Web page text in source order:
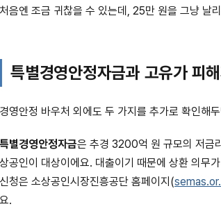
처음엔 조금 귀찮을 수 있는데, 25만 원을 그냥 날
특별경영안정자금과 고유가 피
경영안정 바우처 외에도 두 가지를 추가로 확인해
특별경영안정자금은 추경 3200억 원 규모의 저금
상공인이 대상이에요. 대출이기 때문에 상환 의무
신청은 소상공인시장진흥공단 홈페이지(
요.